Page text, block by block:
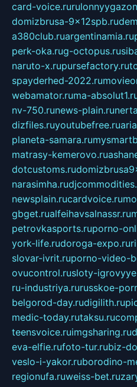
card-voice.ru
domizbrusa-9x12spb.ru
a380club.ruargentinamia.ru
perk-oka.rug-octopus.ru
naruto-x.rupursefactory.ru
spayderhed-2022.ru
webamator.ruma-
nv-750.runews-plain.ru
dizfiles.ruyoutubefree.ru
planeta-samara.ru
matrasy-kemerovo.ru
dotcustoms.ru
narasimha.ru
newsplain.rucardvoice.ru
gbget.rualfeihavsalnassr.ru
petrovkasports.ruporno-
york-life.rudoroga-expo.ru
slovar-ivrit.ruporno-video-
ovucontrol.rusloty-
ru-industriya.rurusskoe-
belgorod-day.rudigilith.ru
medic-today.rutaksu.ru
teensvoice.ruimgsharing.ru
eva-elfie.rufoto-tur.rubiz-
veslo-i-yakor.ruborodino-
regionufa.ruweiss-bet.ru